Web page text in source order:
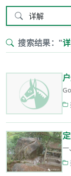
搜索结果："
一